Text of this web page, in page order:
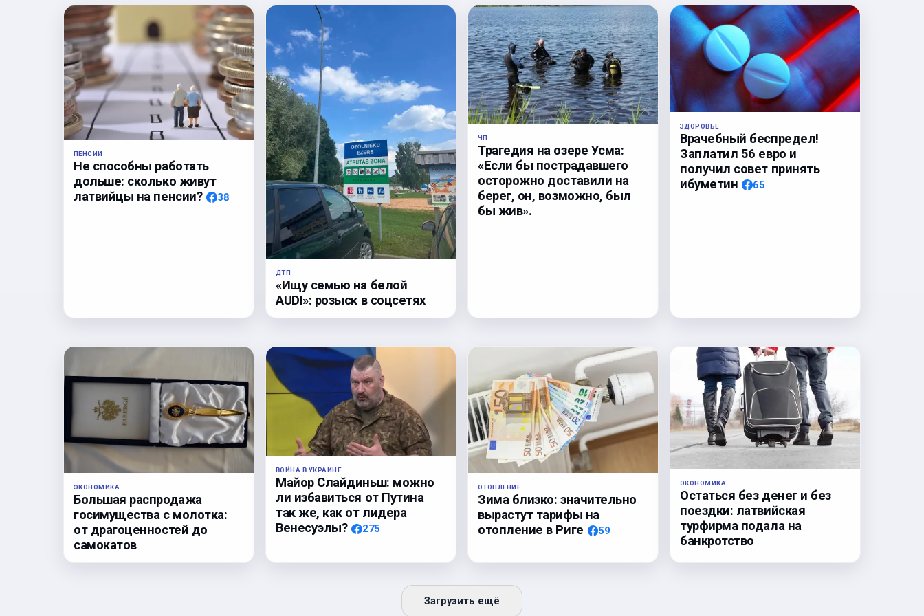
ПЕНСИИ
Не способны работать
дольше: сколько живут
латвийцы на пенсии?
38
ДТП
«Ищу семью на белой
AUDI»: розыск в соцсетях
ЧП
Трагедия на озере Усма:
«Если бы пострадавшего
осторожно доставили на
берег, он, возможно, был
бы жив».
ЗДОРОВЬЕ
Врачебный беспредел!
Заплатил 56 евро и
получил совет принять
ибуметин
65
ЭКОНОМИКА
Большая распродажа
госимущества с молотка:
от драгоценностей до
самокатов
ВОЙНА В УКРАИНЕ
Майор Слайдиньш: можно
ли избавиться от Путина
так же, как от лидера
Венесуэлы?
275
ОТОПЛЕНИЕ
Зима близко: значительно
вырастут тарифы на
отопление в Риге
59
ЭКОНОМИКА
Остаться без денег и без
поездки: латвийская
турфирма подала на
банкротство
Загрузить ещё